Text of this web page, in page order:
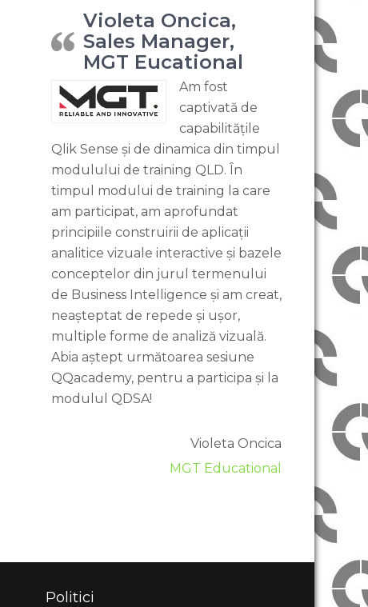
Violeta Oncica,
Sales Manager,
MGT Eucational
Am fost
captivată de
capabilitățile
Qlik Sense și de dinamica din timpul
modulului de training QLD. În
timpul modului de training la care
am participat, am aprofundat
principiile construirii de aplicații
analitice vizuale interactive și bazele
conceptelor din jurul termenului
de Business Intelligence și am creat,
neașteptat de repede și ușor,
multiple forme de analiză vizuală.
Abia aștept următoarea sesiune
QQacademy, pentru a participa și la
modulul QDSA!
Violeta Oncica
MGT Educational
Politici